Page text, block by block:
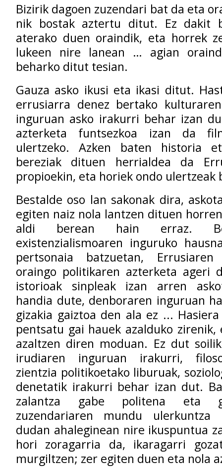
Bizirik dagoen zuzendari bat da eta
nik bostak aztertu ditut. Ez dakit
aterako duen oraindik, eta horrek
lukeen nire lanean … agian
beharko ditut tesian.
Gauza asko ikusi eta ikasi ditut.
errusiarra denez bertako
inguruan asko irakurri behar izan
azterketa funtsezkoa izan da
ulertzeko. Azken baten historia
bereziak dituen herrialdea da
propioekin, eta horiek ondo ulertzeak
Bestalde oso lan sakonak dira,
egiten naiz nola lantzen dituen
aldi berean hain erraz.
existenzialismoaren inguruko
pertsonaia batzuetan,
oraingo politikaren azterketa ageri
istorioak sinpleak izan arren
handia dute, denboraren inguruan
gizakia gaiztoa den ala ez ...
pentsatu gai hauek azalduko
azaltzen diren moduan. Ez dut
irudiaren inguruan irakurri,
zientzia politikoetako liburuak,
denetatik irakurri behar izan dut.
zalantza gabe politena eta
zuzendariaren mundu ulerkuntza
dudan ahaleginean nire ikuspuntua
hori zoragarria da, ikaragarri
murgiltzen; zer egiten duen eta nola